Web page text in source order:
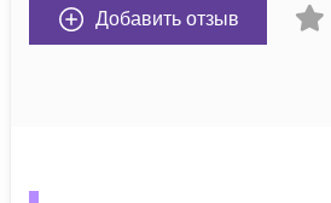
Добавить отзыв